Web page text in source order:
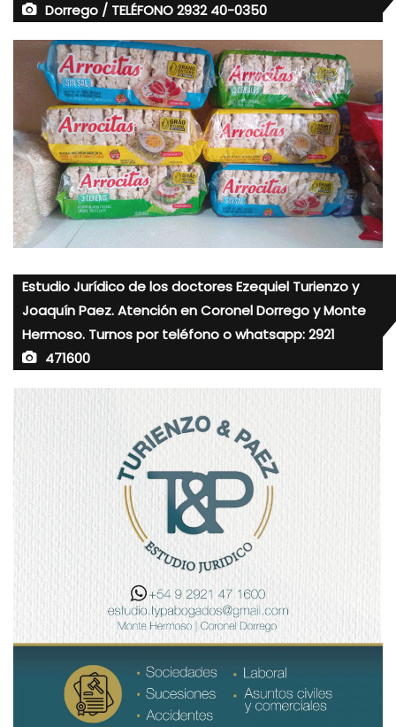
Dorrego / TELÉFONO 2932 40-0350
Estudio Jurídico de los doctores Ezequiel Turienzo y
Joaquín Paez. Atención en Coronel Dorrego y Monte
Hermoso. Turnos por teléfono o whatsapp: 2921
471600